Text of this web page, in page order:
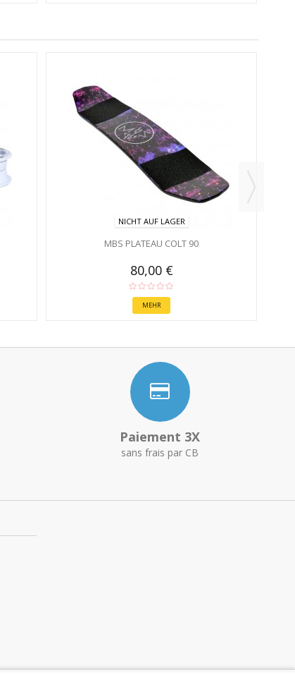
NICHT AUF LAGER
MBS PLATEAU COLT 90
80,00 €
MEHR
Paiement 3X
sans frais par CB